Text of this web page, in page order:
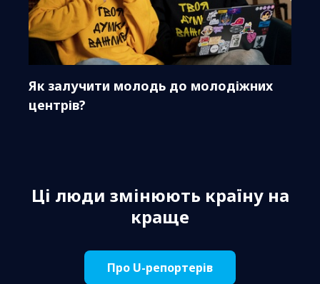
Як залучити молодь до молодіжних
центрів?
Ці люди змінюють країну на
краще
Про U-репортерів